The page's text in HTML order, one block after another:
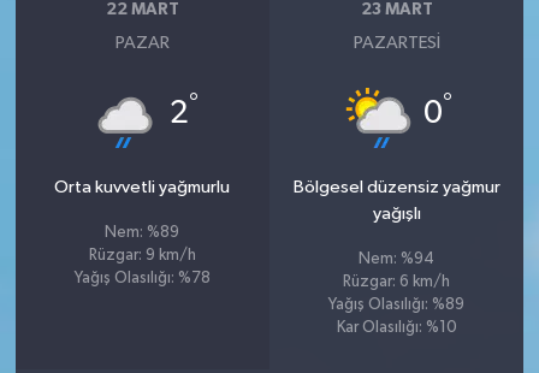
22 MART
PAZAR
2°
Orta kuvvetli yağmurlu
Nem: %89
Rüzgar: 9 km/h
Yağış Olasılığı: %78
23 MART
PAZARTESI
0°
Bölgesel düzensiz yağmur
yağışlı
Nem: %94
Rüzgar: 6 km/h
Yağış Olasılığı: %89
Kar Olasılığı: %10